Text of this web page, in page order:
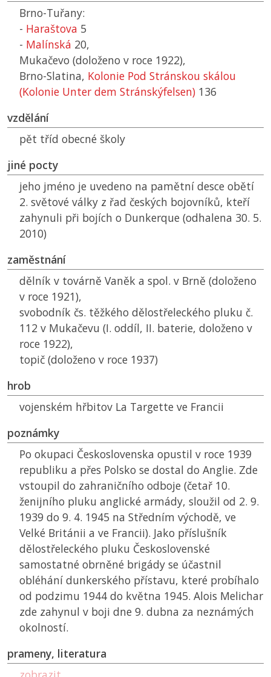
Brno-Tuřany:
- Haraštova 5
- Malínská 20,
Mukačevo (doloženo v roce 1922),
Brno-Slatina, Kolonie Pod Stránskou skálou
(Kolonie Unter dem Stránskýfelsen) 136
vzdělání
pět tříd obecné školy
jiné pocty
jeho jméno je uvedeno na pamětní desce obětí
2. světové války z řad českých bojovníků, kteří
zahynuli při bojích o Dunkerque (odhalena 30. 5.
2010)
zaměstnání
dělník v továrně Vaněk a spol. v Brně (doloženo
v roce 1921),
svobodník čs. těžkého dělostřeleckého pluku č.
112 v Mukačevu (I. oddíl, II. baterie, doloženo v
roce 1922),
topič (doloženo v roce 1937)
hrob
vojenském hřbitov La Targette ve Francii
poznámky
Po okupaci Československa opustil v roce 1939
republiku a přes Polsko se dostal do Anglie. Zde
vstoupil do zahraničního odboje (četař 10.
ženijního pluku anglické armády, sloužil od 2. 9.
1939 do 9. 4. 1945 na Středním východě, ve
Velké Británii a ve Francii). Jako příslušník
dělostřeleckého pluku Československé
samostatné obrněné brigády se účastnil
obléhání dunkerského přístavu, které probíhalo
od podzimu 1944 do května 1945. Alois Melichar
zde zahynul v boji dne 9. dubna za neznámých
okolností.
prameny, literatura